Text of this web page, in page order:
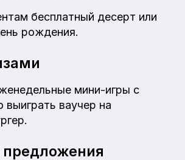
бесплатный десерт или
рождения.
мини-игры с
ваучер на